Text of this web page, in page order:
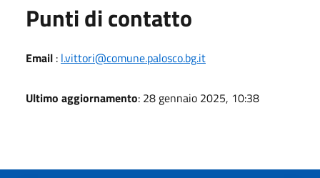
Punti di contatto
Email : l.vittori@comune.palosco.bg.it
Ultimo aggiornamento: 28 gennaio 2025, 10:38